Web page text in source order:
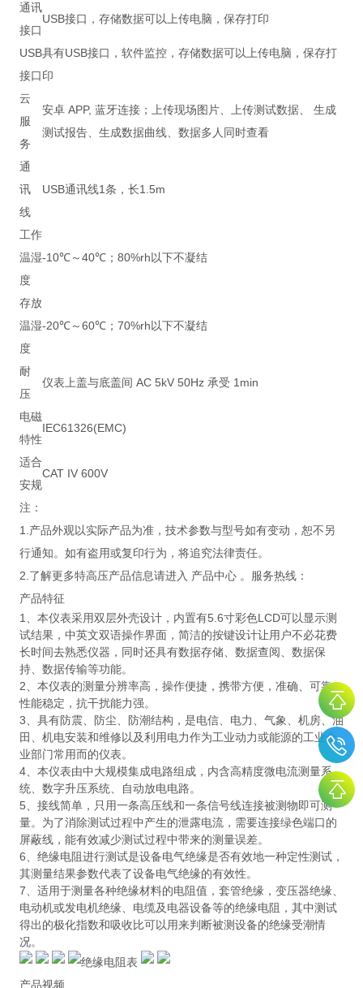
通讯
接口
USB接口，存储数据可以上传电脑，保存打印
USB
接口
具有USB接口，软件监控，存储数据可以上传电脑，保存打
印
云
服
务
安卓 APP, 蓝牙连接；上传现场图片、上传测试数据、 生成
测试报告、生成数据曲线、数据多人同时查看
通
讯
线
USB通讯线1条，长1.5m
工作
温湿
度
-10℃～40℃；80%rh以下不凝结
存放
温湿
度
-20℃～60℃；70%rh以下不凝结
耐
压
仪表上盖与底盖间 AC 5kV 50Hz 承受 1min
电磁
特性
IEC61326(EMC)
适合
安规
CAT IV 600V
注：
1.产品外观以实际产品为准，技术参数与型号如有变动，恕不另
行通知。如有盗用或复印行为，将追究法律责任。
2.了解更多特高压产品信息请进入 产品中心 。服务热线：
产品特征
1、本仪表采用双层外壳设计，内置有5.6寸彩色LCD可以显示测
试结果，中英文双语操作界面，简洁的按键设计让用户不必花费
长时间去熟悉仪器，同时还具有数据存储、数据查阅、数据保
持、数据传输等功能。
2、本仪表的测量分辨率高，操作便捷，携带方便，准确、可靠、
性能稳定，抗干扰能力强。
3、具有防震、防尘、防潮结构，是电信、电力、气象、机房、油
田、机电安装和维修以及利用电力作为工业动力或能源的工业企
业部门常用而的仪表。
4、本仪表由中大规模集成电路组成，内含高精度微电流测量系
统、数字升压系统、自动放电电路。
5、接线简单，只用一条高压线和一条信号线连接被测物即可测
量。为了消除测试过程中产生的泄露电流，需要连接绿色端口的
屏蔽线，能有效减少测试过程中带来的测量误差。
6、绝缘电阻进行测试是设备电气绝缘是否有效地一种定性测试，
其测量结果参数代表了设备电气绝缘的有效性。
7、适用于测量各种绝缘材料的电阻值，套管绝缘，变压器绝缘、
电动机或发电机绝缘、电缆及电器设备等的绝缘电阻，其中测试
得出的极化指数和吸收比可以用来判断被测设备的绝缘受潮情
况。
产品视频